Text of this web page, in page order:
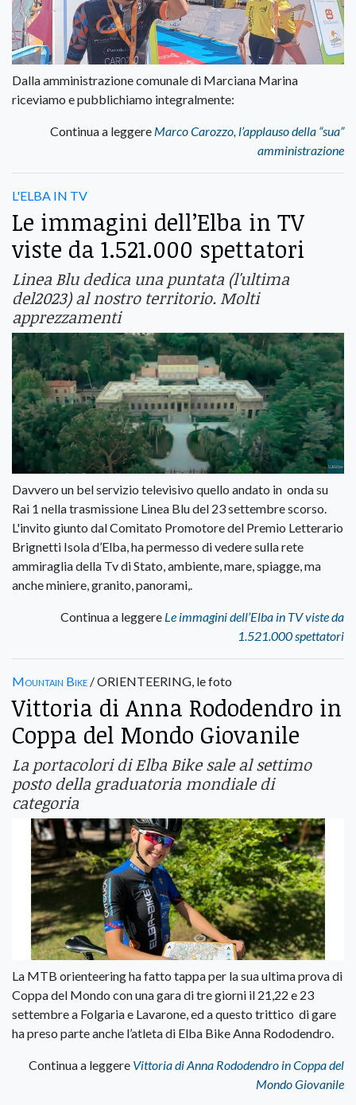
Dalla amministrazione comunale di Marciana Marina
riceviamo e pubblichiamo integralmente:
Continua a leggere Marco Carozzo, l’applauso della “sua”
amministrazione
L'ELBA IN TV
Le immagini dell’Elba in TV
viste da 1.521.000 spettatori
Linea Blu dedica una puntata (l'ultima
del2023) al nostro territorio. Molti
apprezzamenti
Davvero un bel servizio televisivo quello andato in onda su
Rai 1 nella trasmissione Linea Blu del 23 settembre scorso.
L'invito giunto dal Comitato Promotore del Premio Letterario
Brignetti Isola d’Elba, ha permesso di vedere sulla rete
ammiraglia della Tv di Stato, ambiente, mare, spiagge, ma
anche miniere, granito, panorami,.
Continua a leggere Le immagini dell’Elba in TV viste da
1.521.000 spettatori
Mountain Bike / ORIENTEERING, le foto
Vittoria di Anna Rododendro in
Coppa del Mondo Giovanile
La portacolori di Elba Bike sale al settimo
posto della graduatoria mondiale di
categoria
La MTB orienteering ha fatto tappa per la sua ultima prova di
Coppa del Mondo con una gara di tre giorni il 21,22 e 23
settembre a Folgaria e Lavarone, ed a questo trittico di gare
ha preso parte anche l’atleta di Elba Bike Anna Rododendro.
Continua a leggere Vittoria di Anna Rododendro in Coppa del
Mondo Giovanile